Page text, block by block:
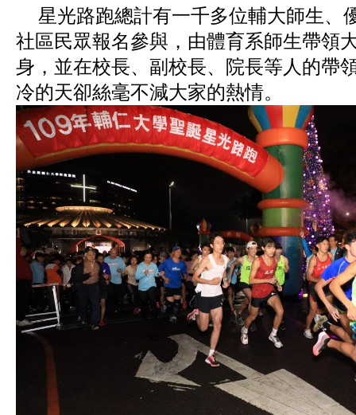
星光路跑總計有一千多位輔大師生、
社區民眾報名參與，由體育系師生帶領
身，並在校長、副校長、院長等人的帶
冷的天卻絲毫不減大家的熱情。